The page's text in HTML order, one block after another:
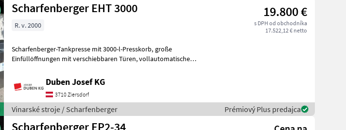
Scharfenberger EHT 3000 19.800 €
s DPH od obchodníka
17.522,12 € netto
R. v. 2000
Scharfenberger-Tankpresse mit 3000-l-Presskorb, große
Einfüllöffnungen mit verschiebbaren Türen, vollautomatische
Duben Josef KG
3710 Ziersdorf
Vinarské stroje / Scharfenberger Prémiový Plus predajca
Scharfenberger EP2-34